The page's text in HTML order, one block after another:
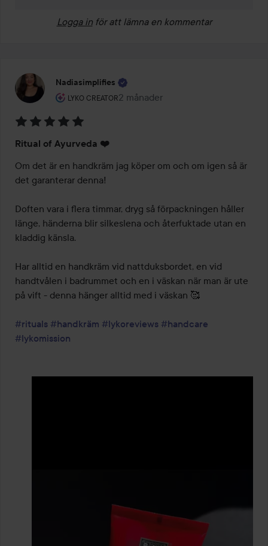
Logga in för att lämna en kommentar
Nadiasimplifies
LYKO CREATOR
Användarens roll: Lyko Creator.
2 månader
Inlägget skapades 2 månader
5
av
5
Ritual of Ayurveda ❤️
Om det är en handkräm jag köper om och om igen så är
det garanterar denna!
Doften vara i flera timmar, dryg så förpackningen håller
länge, händerna blir silkeslena och återfuktade utan en
kladdig känsla.
Har alltid en handkräm vid nattduksbordet, en vid
handtvålen i badrummet och en i väskan när man är ute
på vift - denna hänger alltid med i väskan 🥰
#rituals #handkräm #lykoreviews #handcare
#lykomission